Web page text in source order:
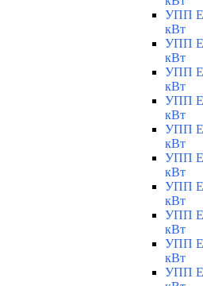
УПП
кВт
УПП
кВт
УПП
кВт
УПП
кВт
УПП
кВт
УПП
кВт
УПП
кВт
УПП
кВт
УПП
кВт
УПП